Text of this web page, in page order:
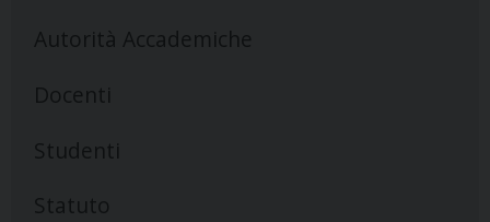
Autorità Accademiche
Docenti
Studenti
Statuto